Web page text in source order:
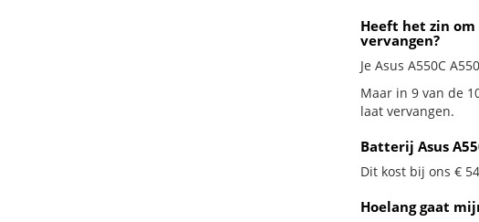
Heeft het zin om
vervangen?
Je Asus A550C
Maar in 9 van de
laat vervangen.
Batterij Asus
Dit kost bij ons €
Hoelang gaat